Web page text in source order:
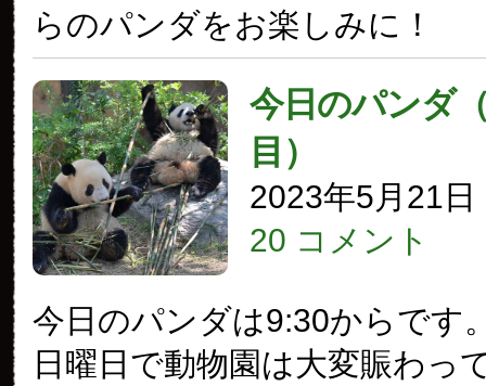
らのパンダをお楽しみに！
今日のパンダ
目）
2023年5月21日
20 コメント
今日のパンダは9:30からです
日曜日で動物園は大変賑わっ